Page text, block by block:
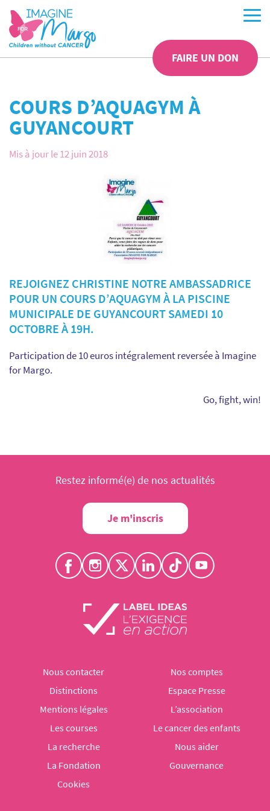
FAIRE UN DON
COURS D’AQUAGYM À
GUYANCOURT
Mis à jour le 12 juin 2018
REJOIGNEZ CHRISTINE NOTRE AMBASSADRICE
POUR UN COURS D’AQUAGYM À LA PISCINE
MUNICIPALE DE GUYANCOURT SAMEDI 10
OCTOBRE À 19H.
Participation de 10 euros intégralement reversée à Imagine
for Margo.
Go, fight, win!
Restez informé(e) de nos actualités
Je m'inscris
Nous contacter
Nos comptes
Distinctions
Espace Presse
Mentions légales
L’association
Les courses
Le cancer des enfants
La recherche
Nous aider
La Fondation
Gouvernance
Cookies